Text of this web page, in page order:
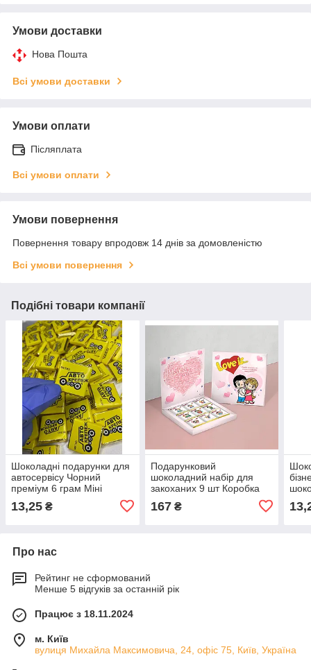
Умови доставки
Нова Пошта
Всі умови доставки
Умови оплати
Післяплата
Всі умови оплати
Умови повернення
Повернення товару впродовж 14 днів за домовленістю
Всі умови повернення
Подібні товари компанії
Шоколадні подарунки для
автосервісу Чорний
преміум 6 грам Міні
100 шт
13,25 ₴
Подарунковий
шоколадний набір для
закоханих 9 шт Коробка
167₴
Про нас
Рейтинг не сформований
Менше 5 відгуків за останній рік
Працює з 18.11.2024
м. Київ
вулиця Михайла Максимовича, 24, офіс 75, Київ, Україна